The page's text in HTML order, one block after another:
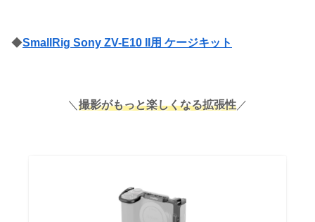
◆SmallRig Sony ZV-E10 II用 ケージキット
＼ 撮影がもっと楽しくなる拡張性 ／